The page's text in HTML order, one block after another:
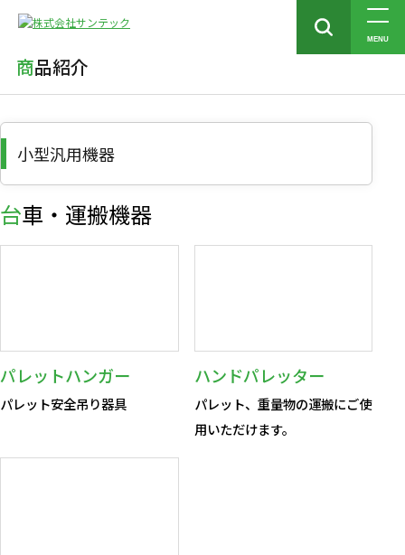
MENU
トップ 商品紹介
商品紹介
小型汎用機器
台車・運搬機器
パレットハンガー
パレット安全吊り器具
ハンドパレッター
パレット、重量物の運搬にご使
用いただけます。